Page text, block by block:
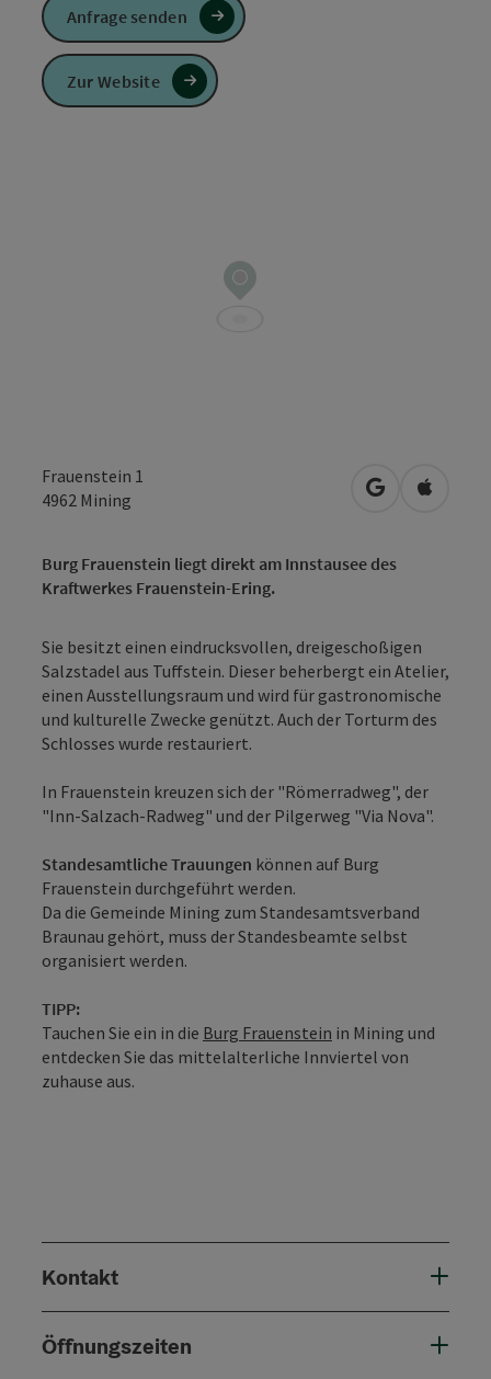
Frauenstein 1
4962 Mining in Google
in
Burg Frauenstein liegt direkt am Innstausee des
Kraftwerkes Frauenstein-Ering.
Sie besitzt einen eindrucksvollen, dreigeschoßigen
Salzstadel aus Tuffstein. Dieser beherbergt ein Atelier,
einen Ausstellungsraum und wird für gastronomische
und kulturelle Zwecke genützt. Auch der Torturm des
Schlosses wurde restauriert.
In Frauenstein kreuzen sich der "Römerradweg", der
"Inn-Salzach-Radweg" und der Pilgerweg "Via Nova".
Standesamtliche Trauungen können auf Burg
Frauenstein durchgeführt werden.
Da die Gemeinde Mining zum Standesamtsverband
Braunau gehört, muss der Standesbeamte selbst
organisiert werden.
TIPP:
Tauchen Sie ein in die Burg Frauenstein in Mining und
entdecken Sie das mittelalterliche Innviertel von
zuhause aus.
Kontakt
Öffnungszeiten
Anfrage senden
Zur Website